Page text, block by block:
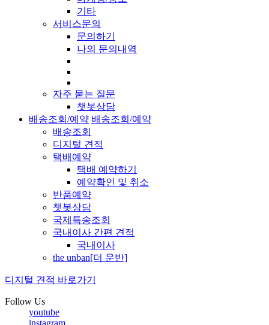
기타
서비스문의
문의하기
나의 문의내역
자주 묻는 질문
챗봇상담
배송조회/예약 배송조회/예약
배송조회
디지털 견적
택배예약
택배 예약하기
예약확인 및 취소
반품예약
챗봇상담
국제특송조회
국내이사 간편 견적
국내이사
the unban[더 운반]
디지털 견적 바로가기
Follow Us
youtube
instagram